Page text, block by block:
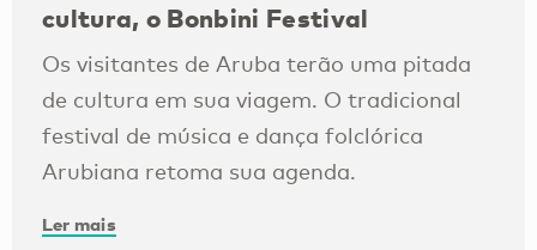
cultura, o Bonbini Festival
Os visitantes de Aruba terão uma pitada
de cultura em sua viagem. O tradicional
festival de música e dança folclórica
Arubiana retoma sua agenda.
Ler mais